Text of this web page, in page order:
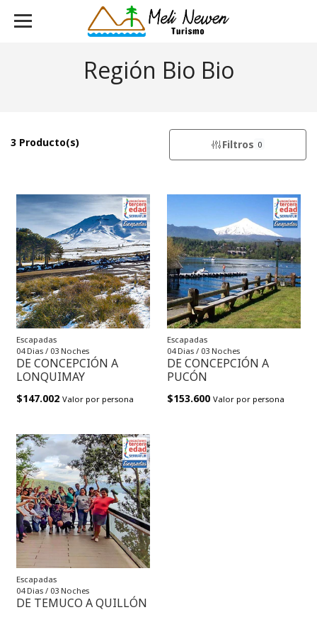
Región Bio Bio
3 Producto(s) Filtros 0
Escapadas
04 Dias / 03 Noches
DE CONCEPCIÓN A
LONQUIMAY
$147.002 Valor por persona
Escapadas
04 Dias / 03 Noches
DE CONCEPCIÓN A
PUCÓN
$153.600 Valor por persona
Escapadas
04 Dias / 03 Noches
DE TEMUCO A QUILLÓN